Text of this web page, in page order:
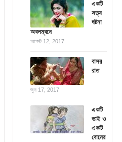
একটি
সত্য
ঘটনা
অবলম্বনে
আগস্ট 12, 2017
বাসর
রাত
জুন 17, 2017
একটি
ভাই ও
একটি
বোনের